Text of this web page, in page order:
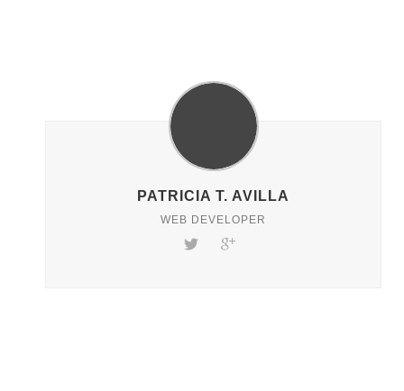
PATRICIA T. AVILLA
WEB DEVELOPER